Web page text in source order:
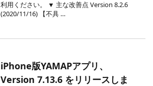
利用ください。 ▼ 主な改善点 Version 8.2.6
(2020/11/16) 【不具 …
iPhone版YAMAPアプリ、
Version 7.13.6 をリリースしま